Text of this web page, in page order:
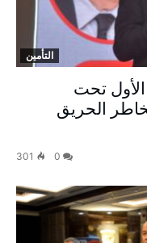
التأمين
الأول تحت
الحريق
0
301